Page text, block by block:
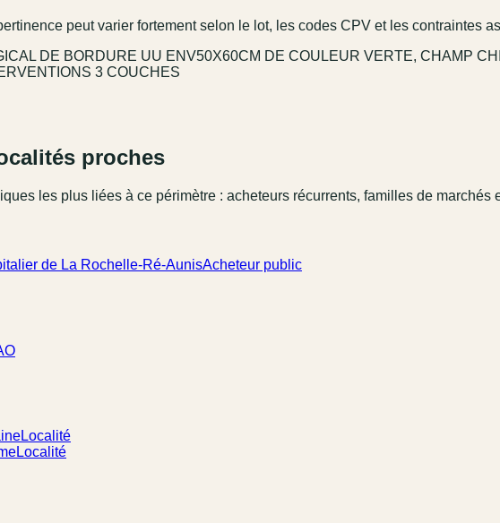
peut varier fortement selon le lot, les codes CPV et les contraintes
DE BORDURE UU ENV50X60CM DE COULEUR VERTE, CHAMP
3 COUCHES
proches
les plus liées à ce périmètre : acheteurs récurrents, familles de marchés
de La Rochelle-Ré-AunisAcheteur public
Localité
Localité